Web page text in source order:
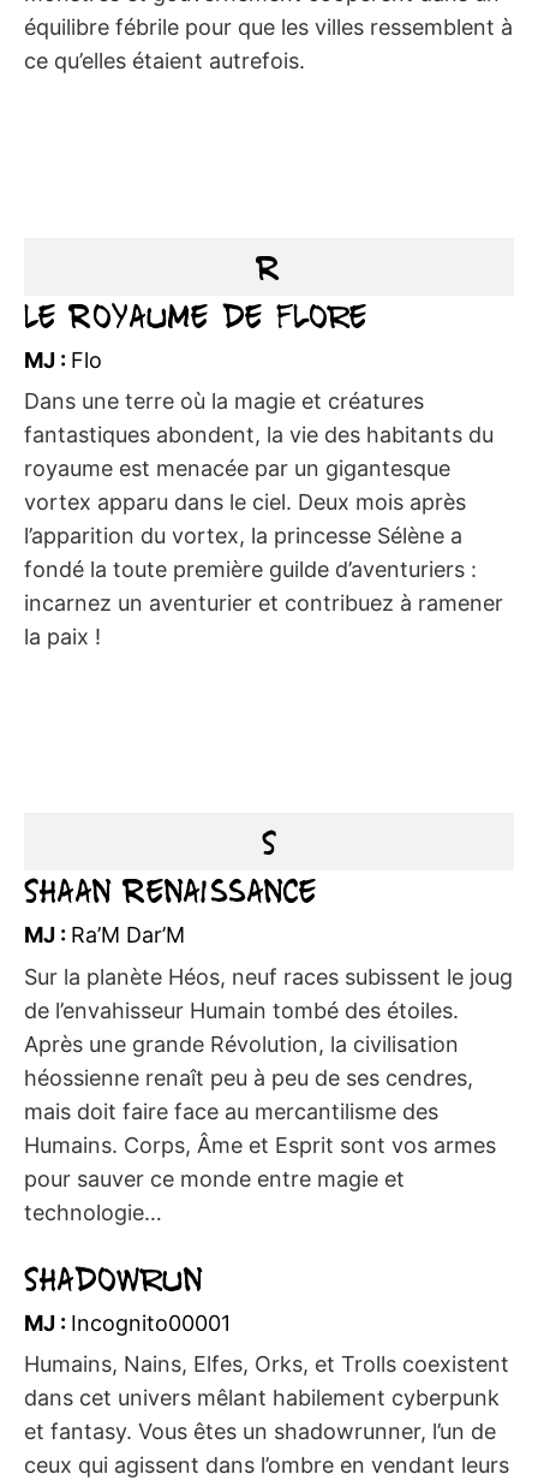
équilibre fébrile pour que les villes ressemblent à
ce qu’elles étaient autrefois.
R
Le Royaume de Flore
MJ : Flo
Dans une terre où la magie et créatures
fantastiques abondent, la vie des habitants du
royaume est menacée par un gigantesque
vortex apparu dans le ciel. Deux mois après
l’apparition du vortex, la princesse Sélène a
fondé la toute première guilde d’aventuriers :
incarnez un aventurier et contribuez à ramener
la paix !
S
Shaan Renaissance
MJ : Ra’M Dar’M
Sur la planète Héos, neuf races subissent le joug
de l’envahisseur Humain tombé des étoiles.
Après une grande Révolution, la civilisation
héossienne renaît peu à peu de ses cendres,
mais doit faire face au mercantilisme des
Humains. Corps, Âme et Esprit sont vos armes
pour sauver ce monde entre magie et
technologie…
Shadowrun
MJ : Incognito00001
Humains, Nains, Elfes, Orks, et Trolls coexistent
dans cet univers mêlant habilement cyberpunk
et fantasy. Vous êtes un shadowrunner, l’un de
ceux qui agissent dans l’ombre en vendant leurs